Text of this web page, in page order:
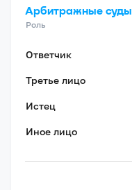
Арбитражные суды
Роль
Ответчик
Третье лицо
Истец
Иное лицо